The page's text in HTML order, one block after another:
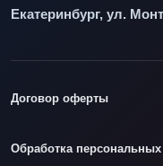
Екатеринбург, ул.
Договор оферты
Обработка